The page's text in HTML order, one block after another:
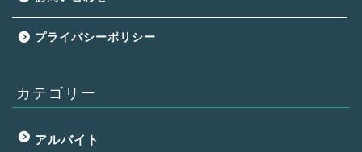
プライバシーポリシー
カテゴリー
アルバイト